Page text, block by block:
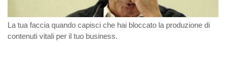
La tua faccia quando capisci che hai bloccato la produzione di
contenuti vitali per il tuo business.